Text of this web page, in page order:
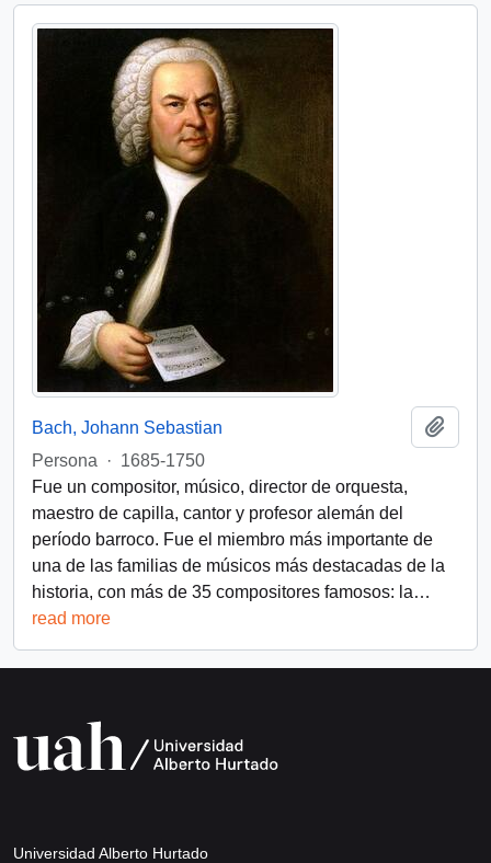
Bach, Johann Sebastian
Persona
· 1685-1750
Fue un compositor, músico, director de orquesta,
maestro de capilla, cantor y profesor alemán del
período barroco. Fue el miembro más importante de
una de las familias de músicos más destacadas de la
historia, con más de 35 compositores famosos: la…
read more
Universidad Alberto Hurtado